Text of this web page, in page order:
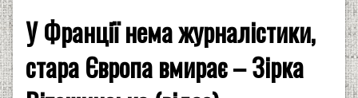
У Франції нема журналістики,
стара Європа вмирає – Зірка